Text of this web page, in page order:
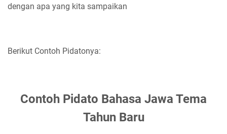
dengan apa yang kita sampaikan
Berikut Contoh Pidatonya:
Contoh Pidato Bahasa Jawa Tema
Tahun Baru